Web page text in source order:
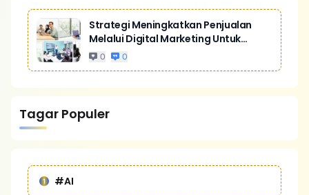
Strategi Meningkatkan Penjualan
Melalui Digital Marketing Untuk
Bisnis Yang Lebih Kompetitif
0 0
Tagar Populer
#AI